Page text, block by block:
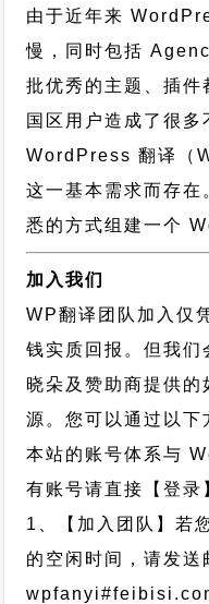
由于近年来
慢，同时包括
批优秀的主题、插件
国区用户造成了很多
WordPress 翻译（
这一基本需求而存在
悉的方式组建一个
加入我们
WP翻译团队加入仅
钱实质回报。但我们
晓朵及赞助商提供的
源。您可以通过以下
本站的账号体系与
有账号请直接【登录
1、【加入团队】若
的空闲时间，请发送